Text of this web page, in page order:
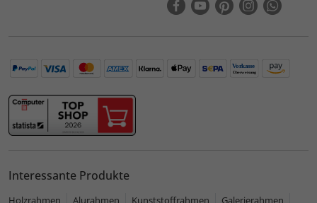
Interessante Produkte
Holzrahmen Alurahmen Kunststoffrahmen Galerierahmen